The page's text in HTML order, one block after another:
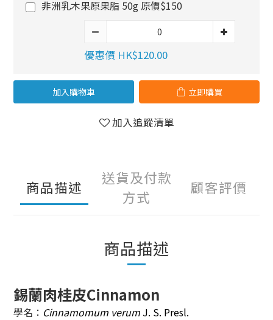
非洲乳木果原果脂 50g 原價$150
優惠價 HK$120.00
加入購物車 立即購買
加入追蹤清單
商品描述
送貨及付款
方式
顧客評價
商品描述
錫蘭肉桂皮Cinnamon
學名： Cinnamomum verum J. S. Presl.